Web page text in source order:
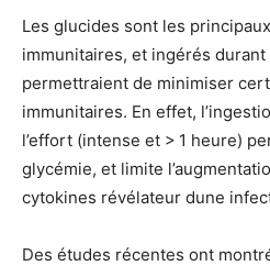
Les glucides sont les
immunitaires, et ingérés durant
permettraient de minimiser
immunitaires. En effet,
l’effort (intense et > 1 heure)
glycémie, et limite
cytokines révélateur dune
Des études récentes ont